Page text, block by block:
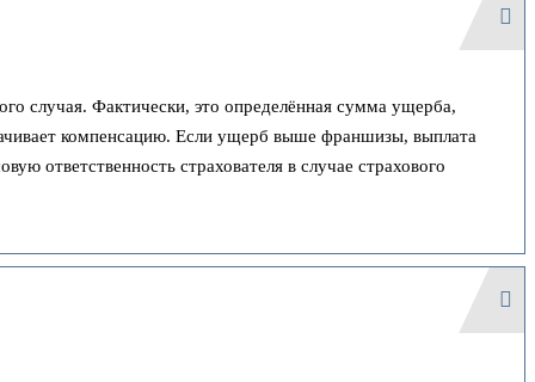
случая. Фактически, это определённая сумма ущерба,
компенсацию. Если ущерб выше франшизы, выплата
ответственность страхователя в случае страхового